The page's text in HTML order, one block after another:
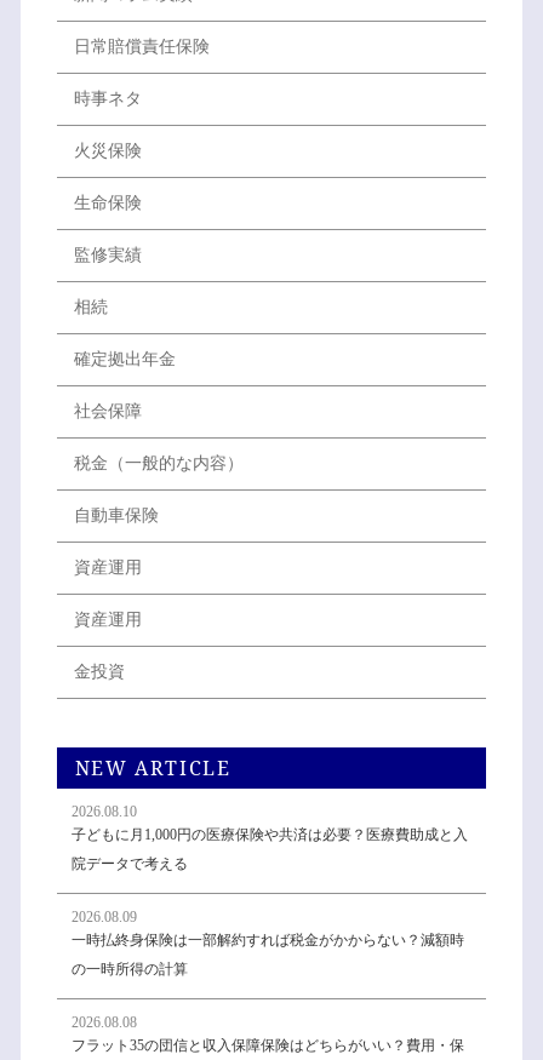
日常賠償責任保険
時事ネタ
火災保険
生命保険
監修実績
相続
確定拠出年金
社会保障
税金（一般的な内容）
自動車保険
資産運用
資産運用
金投資
NEW ARTICLE
2026.08.10
子どもに月1,000円の医療保険や共済は必要？医療費助成と入
院データで考える
2026.08.09
一時払終身保険は一部解約すれば税金がかからない？減額時
の一時所得の計算
2026.08.08
フラット35の団信と収入保障保険はどちらがいい？費用・保